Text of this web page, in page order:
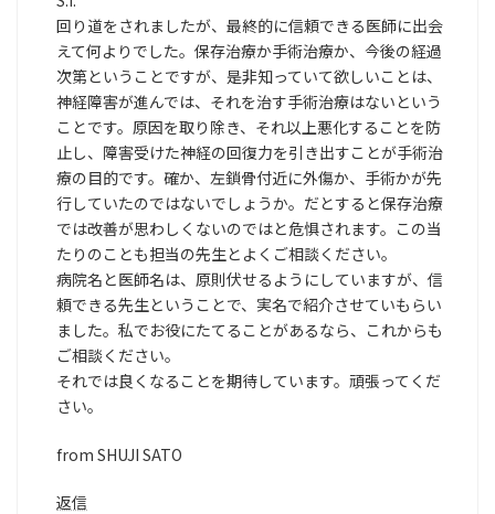
回り道をされましたが、最終的に信頼できる医師に出会
えて何よりでした。保存治療か手術治療か、今後の経過
次第ということですが、是非知っていて欲しいことは、
神経障害が進んでは、それを治す手術治療はないという
ことです。原因を取り除き、それ以上悪化することを防
止し、障害受けた神経の回復力を引き出すことが手術治
療の目的です。確か、左鎖骨付近に外傷か、手術かが先
行していたのではないでしょうか。だとすると保存治療
では改善が思わしくないのではと危惧されます。この当
たりのことも担当の先生とよくご相談ください。
病院名と医師名は、原則伏せるようにしていますが、信
頼できる先生ということで、実名で紹介させていもらい
ました。私でお役にたてることがあるなら、これからも
ご相談ください。
それでは良くなることを期待しています。頑張ってくだ
さい。
from SHUJI SATO
返信